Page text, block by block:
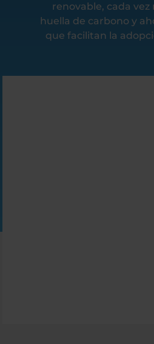
renovable, cada
huella de carbono y
que facilitan la